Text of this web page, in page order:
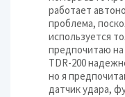
работает
проблема,
используется
предпочитаю
TDR-200
но я
датчик удара,